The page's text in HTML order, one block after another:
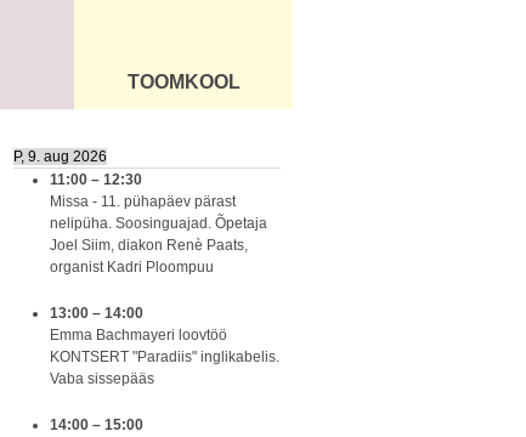
ÜLDINFO
TOOMKOOL
P, 9. aug 2026
11:00 – 12:30
Missa - 11. pühapäev pärast
nelipüha. Soosinguajad. Õpetaja
Joel Siim, diakon Renè Paats,
organist Kadri Ploompuu
13:00 – 14:00
Emma Bachmayeri loovtöö
KONTSERT "Paradiis" inglikabelis.
Vaba sissepääs
14:00 – 15:00